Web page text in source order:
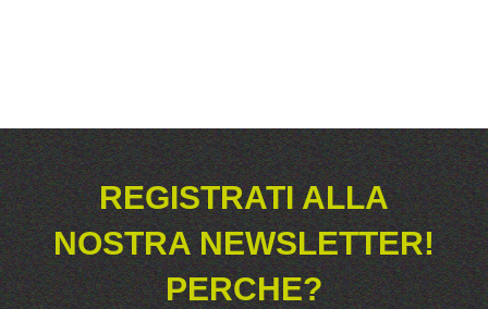
REGISTRATI ALLA
NOSTRA NEWSLETTER!
PERCHE?